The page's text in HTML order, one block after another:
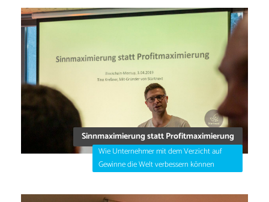
Sinnmaximierung statt Profitmaximierung
Wie Unternehmer mit dem Verzicht auf
Gewinne die Welt verbessern können